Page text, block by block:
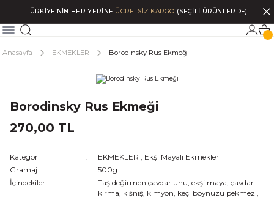
TÜRKİYE’NİN HER YERİNE ÜCRETSİZ KARGO (SEÇİLİ ÜRÜNLERDE)
Anasayfa EKMEKLER Borodinsky Rus Ekmeği
Borodinsky Rus Ekmeği
270,00 TL
Kategori EKMEKLER , Ekşi Mayalı Ekmekler
Gramaj
500g
İçindekiler
Taş değirmen çavdar unu, ekşi maya, çavdar
kırma, kişniş, kimyon, keçi boynuzu pekmezi,